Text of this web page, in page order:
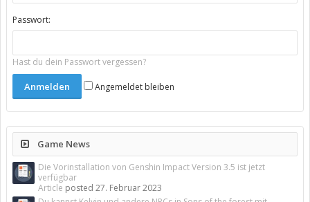
Passwort:
Hast du dein Passwort vergessen?
Angemeldet bleiben
Game News
Die Vorinstallation von Genshin Impact Version 3.5 ist jetzt
verfügbar
Article posted 27. Februar 2023